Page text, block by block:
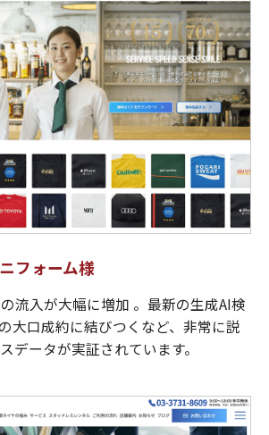
フォーム様
流入が大幅に増加 。最新の生成AI検
大口成約に結びつくなど、非常に説
データが実証されています。